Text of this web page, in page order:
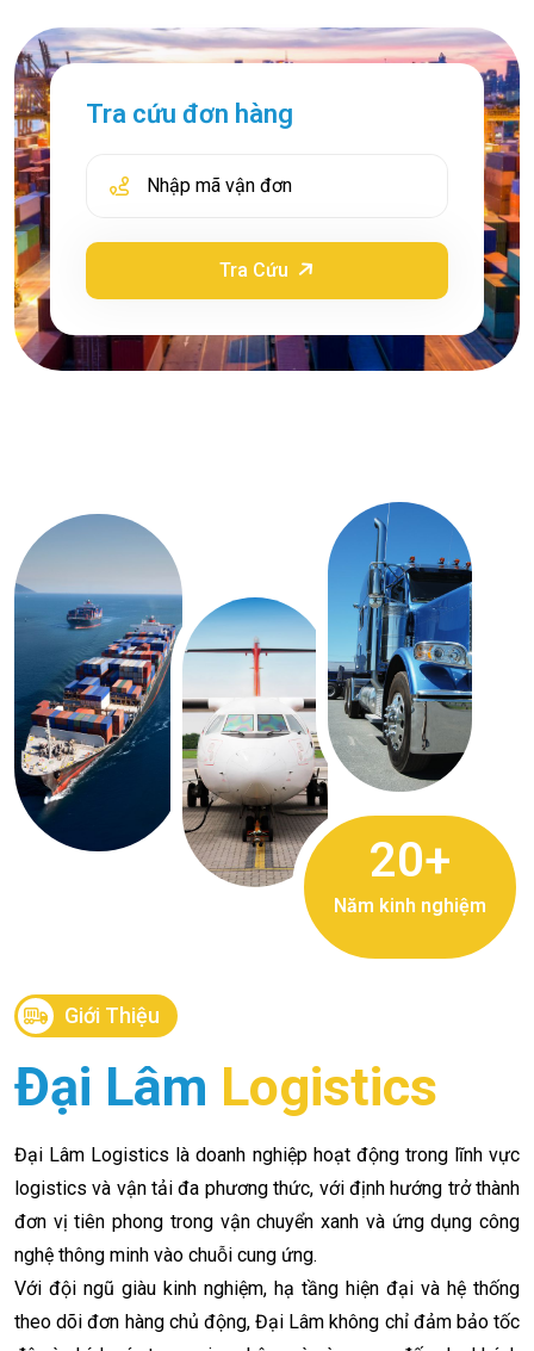
Tra cứu đơn hàng
Tra Cứu
20+
Năm kinh nghiệm
Giới Thiệu
Đại Lâm Logistics
Đại Lâm Logistics là doanh nghiệp hoạt động trong lĩnh vực
logistics và vận tải đa phương thức, với định hướng trở thành
đơn vị tiên phong trong vận chuyển xanh và ứng dụng công
nghệ thông minh vào chuỗi cung ứng.
Với đội ngũ giàu kinh nghiệm, hạ tầng hiện đại và hệ thống
theo dõi đơn hàng chủ động, Đại Lâm không chỉ đảm bảo tốc